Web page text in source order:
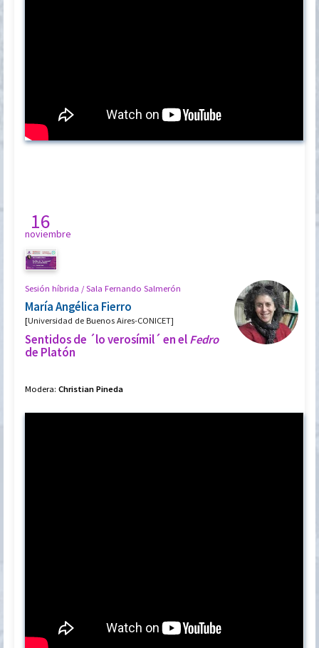
16
noviembre
Sesión híbrida / Sala Fernando Salmerón
María Angélica Fierro
[Universidad de Buenos Aires-CONICET]
Sentidos de ´lo verosímil´ en elFedro
de Platón
Modera:Christian Pineda